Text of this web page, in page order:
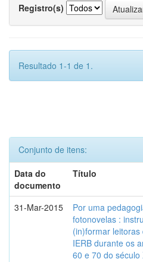
Registro(s)
Resultado 1-1 de 1.
Conjunto de itens:
Data do
documento
Título
31-Mar-2015
Por uma
fotonovelas :
(in)formar leitoras
IERB durante os
60 e 70 do século